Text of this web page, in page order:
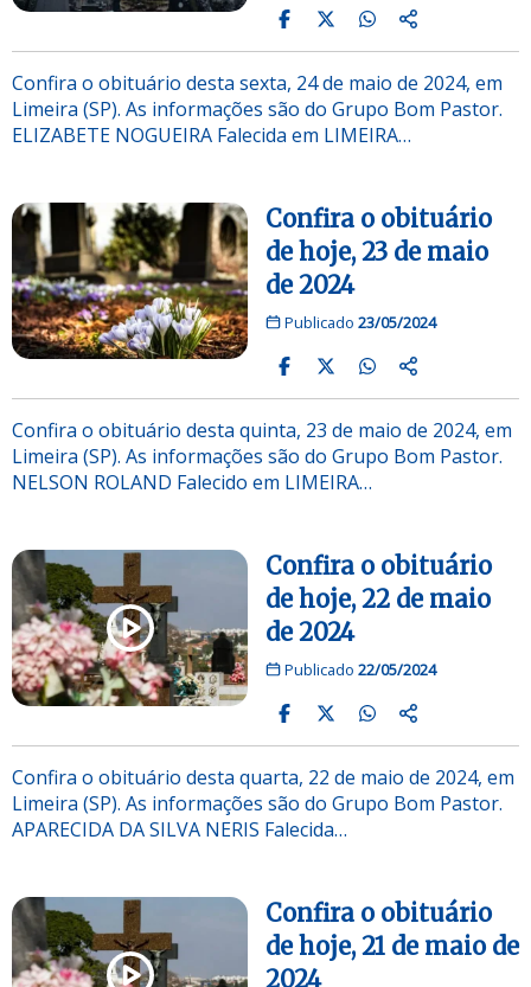
Confira o obituário desta sexta, 24 de maio de 2024, em
Limeira (SP). As informações são do Grupo Bom Pastor.
ELIZABETE NOGUEIRA Falecida em LIMEIRA…
Confira o obituário
de hoje, 23 de maio
de 2024
Publicado 23/05/2024
Confira o obituário desta quinta, 23 de maio de 2024, em
Limeira (SP). As informações são do Grupo Bom Pastor.
NELSON ROLAND Falecido em LIMEIRA…
Confira o obituário
de hoje, 22 de maio
de 2024
Publicado 22/05/2024
Confira o obituário desta quarta, 22 de maio de 2024, em
Limeira (SP). As informações são do Grupo Bom Pastor.
APARECIDA DA SILVA NERIS Falecida…
Confira o obituário
de hoje, 21 de maio de
2024